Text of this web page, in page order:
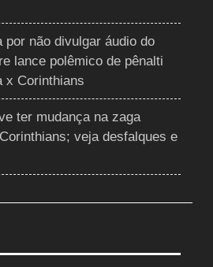
por não divulgar áudio do
lance polêmico de pênalti
x Corinthians
ter mudança na zaga
veja desfalques e